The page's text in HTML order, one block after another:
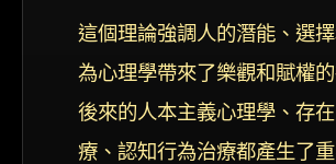
這個理論強調人的潛能、選擇
為心理學帶來了樂觀和賦權
後來的人本主義心理學、存
療、認知行為治療都產生了重